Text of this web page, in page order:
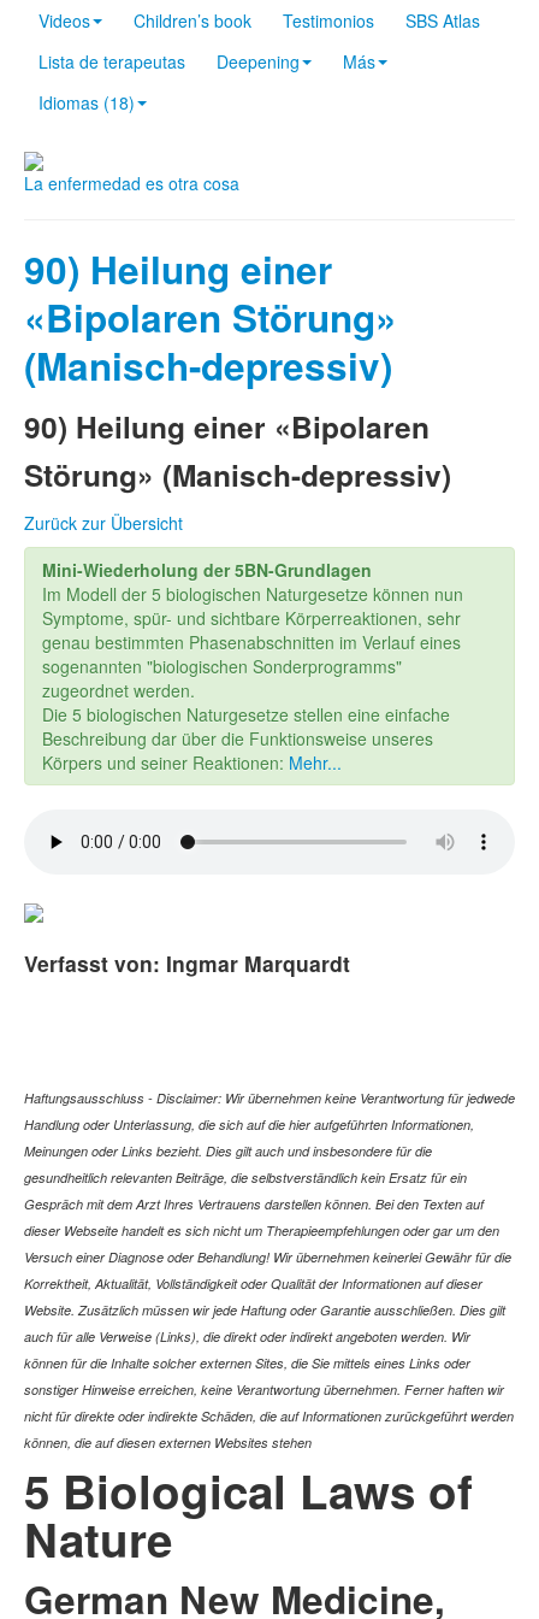
Videos Children’s book Testimonios
SBS Atlas
Lista de terapeutas
Deepening
Más
Idiomas (18)
La enfermedad es otra cosa
90) Heilung einer
«Bipolaren Störung»
(Manisch-depressiv)
90) Heilung einer «Bipolaren
Störung» (Manisch-depressiv)
Zurück zur Übersicht
Mini-Wiederholung der 5BN-Grundlagen
Im Modell der 5 biologischen Naturgesetze können nun
Symptome, spür- und sichtbare Körperreaktionen, sehr
genau bestimmten Phasenabschnitten im Verlauf eines
sogenannten "biologischen Sonderprogramms"
zugeordnet werden.
Die 5 biologischen Naturgesetze stellen eine einfache
Beschreibung dar über die Funktionsweise unseres
Körpers und seiner Reaktionen: Mehr...
Verfasst von: Ingmar Marquardt
Haftungsausschluss - Disclaimer: Wir übernehmen keine Verantwortung für jedwede
Handlung oder Unterlassung, die sich auf die hier aufgeführten Informationen,
Meinungen oder Links bezieht. Dies gilt auch und insbesondere für die
gesundheitlich relevanten Beiträge, die selbstverständlich kein Ersatz für ein
Gespräch mit dem Arzt Ihres Vertrauens darstellen können. Bei den Texten auf
dieser Webseite handelt es sich nicht um Therapieempfehlungen oder gar um den
Versuch einer Diagnose oder Behandlung! Wir übernehmen keinerlei Gewähr für die
Korrektheit, Aktualität, Vollständigkeit oder Qualität der Informationen auf dieser
Website. Zusätzlich müssen wir jede Haftung oder Garantie ausschließen. Dies gilt
auch für alle Verweise (Links), die direkt oder indirekt angeboten werden. Wir
können für die Inhalte solcher externen Sites, die Sie mittels eines Links oder
sonstiger Hinweise erreichen, keine Verantwortung übernehmen. Ferner haften wir
nicht für direkte oder indirekte Schäden, die auf Informationen zurückgeführt werden
können, die auf diesen externen Websites stehen
5 Biological Laws of
Nature
German New Medicine,